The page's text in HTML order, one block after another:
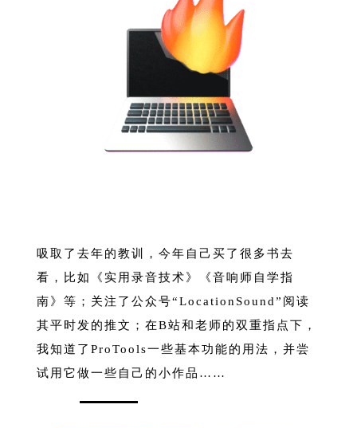
吸取了去年的教训，今年自己买了很多书去
看，比如《实用录音技术》《音响师自学指
南》等；关注了公众号“LocationSound”阅读
其平时发的推文；在B站和老师的双重指点下，
我知道了ProTools一些基本功能的用法，并尝
试用它做一些自己的小作品……